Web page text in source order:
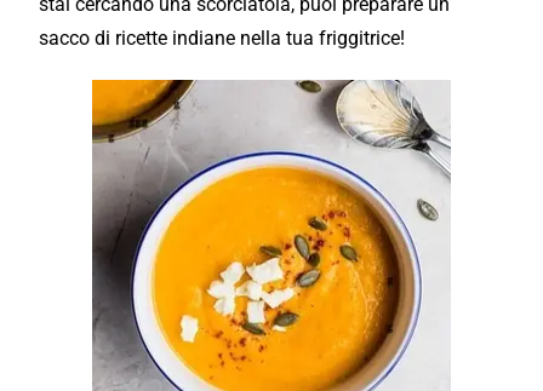
sacco di ricette indiane nella tua friggitrice!